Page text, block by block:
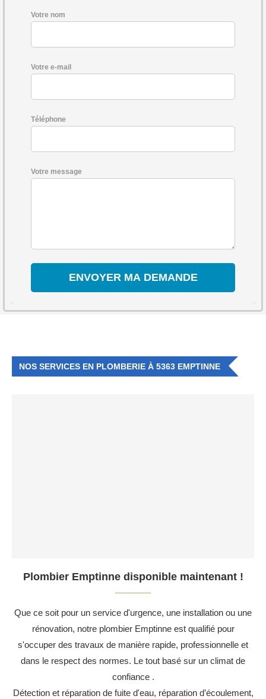
Votre nom
Votre e-mail
Téléphone
Votre message
NOS SERVICES EN PLOMBERIE À 5363 EMPTINNE
Plombier Emptinne disponible maintenant !
Que ce soit pour un service d'urgence, une installation ou une
rénovation, notre plombier Emptinne est qualifié pour
s'occuper des travaux de manière rapide, professionnelle et
dans le respect des normes. Le tout basé sur un climat de
confiance .
Détection et réparation de fuite d'eau, réparation d’écoulement,